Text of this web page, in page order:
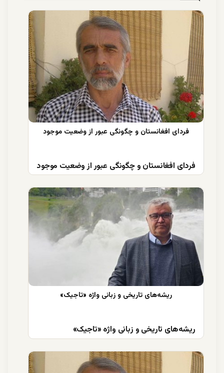
فردای افغانستان و چگونگی عبور از وضعیت موجود
ریشه‌های تاریخی و زبانی واژه «تاجیک»